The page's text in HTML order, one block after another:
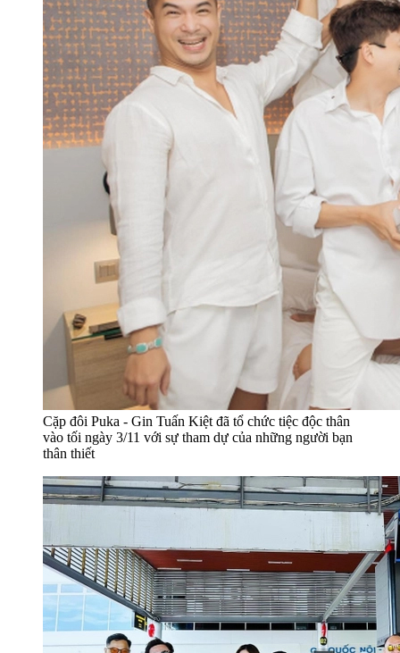
Cặp đôi Puka - Gin Tuấn Kiệt đã tổ chức tiệc độc thân
vào tối ngày 3/11 với sự tham dự của những người bạn
thân thiết